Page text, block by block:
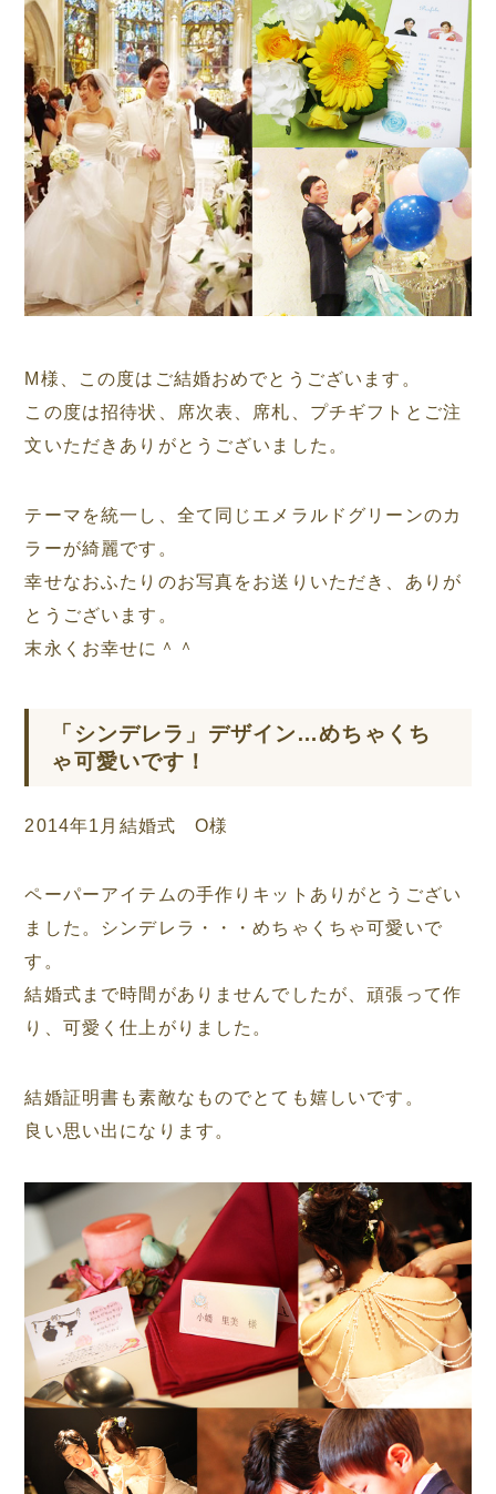
M様、この度はご結婚おめでとうございます。
この度は招待状、席次表、席札、プチギフトとご注
文いただきありがとうございました。
テーマを統一し、全て同じエメラルドグリーンのカ
ラーが綺麗です。
幸せなおふたりのお写真をお送りいただき、ありが
とうございます。
末永くお幸せに＾＾
「シンデレラ」デザイン…めちゃくち
ゃ可愛いです！
2014年1月結婚式 O様
ペーパーアイテムの手作りキットありがとうござい
ました。シンデレラ・・・めちゃくちゃ可愛いで
す。
結婚式まで時間がありませんでしたが、頑張って作
り、可愛く仕上がりました。
結婚証明書も素敵なものでとても嬉しいです。
良い思い出になります。